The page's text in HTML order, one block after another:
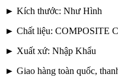
► Kích thước: Như Hình
► Chất liệu: COMPOSITE
► Xuất xứ: Nhập Khẩu
► Giao hàng toàn quốc,